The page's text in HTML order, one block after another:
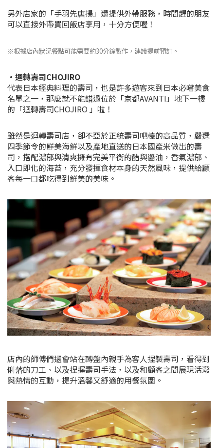
另外店家的「手羽先唐揚」還提供外帶服務，時間趕的朋友
可以直接外帶買回飯店享用，十分方便喔！
※根據店內狀況餐點可能需要約30分鐘製作，建議提前預訂。
・ 迴轉壽司CHOJIRO
代表日本經典料理的壽司，也是許多遊客來到日本必嚐美食
名單之一，那麼就不能錯過位於「京都AVANTI」地下一樓
的「迴轉壽司CHOJIRO 」啦！
雖然是迴轉壽司店，卻不亞於正統壽司吧檯的高品質，嚴選
四季節令的鮮美海鮮以及產地直送的日本國產米做出的壽
司，搭配濃郁與清爽擁有完美平衡的醋與醬油，香氣濃郁、
入口即化的海苔 ，充分發揮食材本身的天然風味，提供給顧
客每一口都吃得到鮮美的美味。
店內的師傅們還會站在轉盤內親手為客人捏製壽司，看得到
俐落的刀工、以及捏握壽司手法，以及和顧客之間展現活潑
與熱情的互動，提升溫馨又舒適的用餐氛圍。